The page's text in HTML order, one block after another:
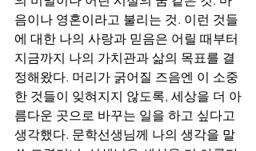
음이나 영혼이라고 불리는 것. 이런 것들
에 대한 나의 사랑과 믿음은 어릴 때부터
지금까지 나의 가치관과 삶의 목표를 결
정해왔다. 머리가 굵어질 즈음엔 이 소중
한 것들이 잊혀지지 않도록, 세상을 더 아
름다운 곳으로 바꾸는 일을 하고 싶다고
생각했다. 문학선생님께 나의 생각을 말